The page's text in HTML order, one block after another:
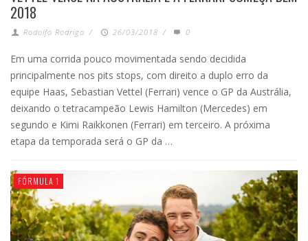
2018
Rodolfo Rodrigo / 26/03/2018 / 0
Em uma corrida pouco movimentada sendo decidida
principalmente nos pits stops, com direito a duplo erro da
equipe Haas, Sebastian Vettel (Ferrari) vence o GP da Austrália,
deixando o tetracampeão Lewis Hamilton (Mercedes) em
segundo e Kimi Raikkonen (Ferrari) em terceiro. A próxima
etapa da temporada será o GP da …
FÓRMULA 1